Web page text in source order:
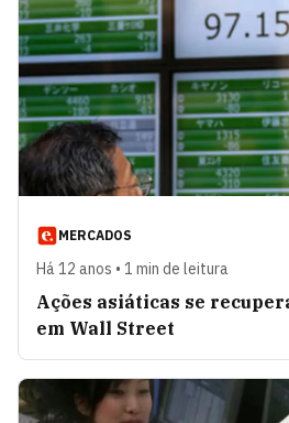
MERCADOS
Há 12 anos • 1 min de leitura
Ações asiáticas se
em Wall Street